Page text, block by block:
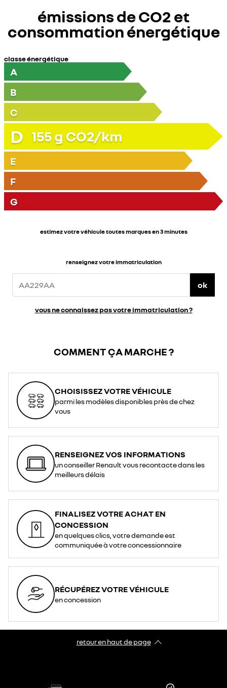
émissions de CO2 et
consommation énergétique
classe énergétique
A
B
C
D 155g CO2/km
E
F
G
estimez votre véhicule toutes marques en 3 minutes
renseignez votre immatriculation
ok
vous ne connaissez pas votre immatriculation ?
COMMENT ÇA MARCHE ?
CHOISISSEZ VOTRE VÉHICULE
parmi les modèles disponibles près de chez
vous
RENSEIGNEZ VOS INFORMATIONS
un conseiller Renault vous recontacte dans les
meilleurs délais
FINALISEZ VOTRE ACHAT EN
CONCESSION
en quelques clics, votre demande est
communiquée à votre concessionnaire
RÉCUPÉREZ VOTRE VÉHICULE
en concession
retour en haut de page​